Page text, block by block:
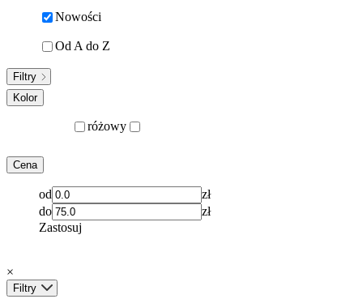
Nowości
Od A do Z
Filtry
Kolor
różowy
Cena
od
zł
do
zł
Zastosuj
×
Filtry